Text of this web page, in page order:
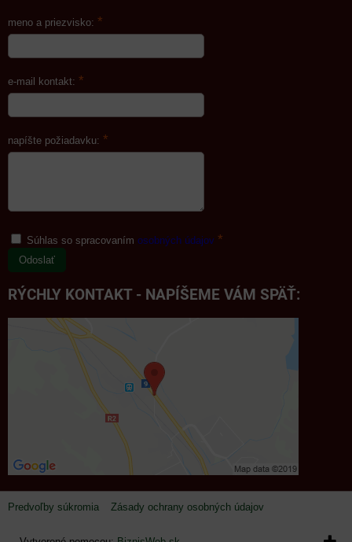
meno a priezvisko: *
e-mail kontakt: *
napíšte požiadavku: *
Súhlas so spracovaním osobných údajov *
Odoslať
RÝCHLY KONTAKT - NAPÍŠEME VÁM SPÄŤ:
Predvoľby súkromia Zásady ochrany osobných údajov